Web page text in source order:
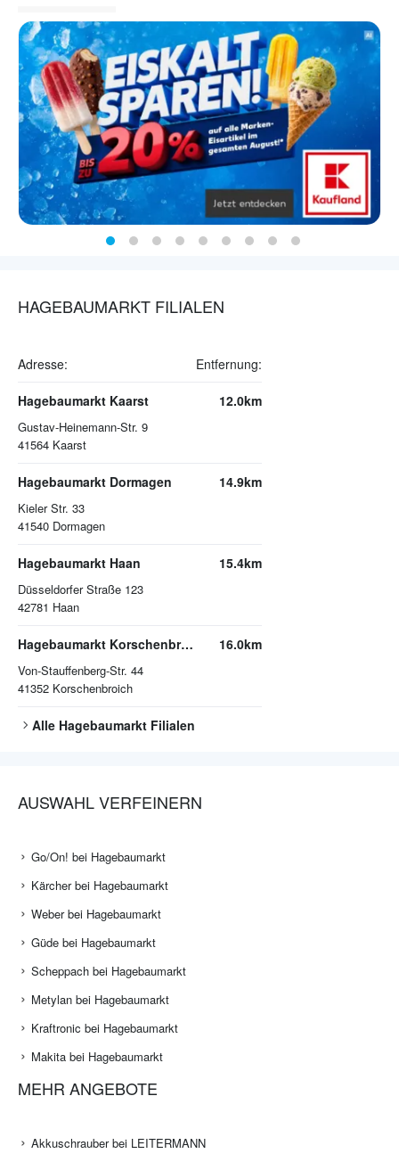
HAGEBAUMARKT FILIALEN
Adresse: Entfernung:
Hagebaumarkt Kaarst
Gustav-Heinemann-Str. 9
41564 Kaarst
12.0km
Hagebaumarkt Dormagen
Kieler Str. 33
41540 Dormagen
14.9km
Hagebaumarkt Haan
Düsseldorfer Straße 123
42781 Haan
15.4km
Hagebaumarkt Korschenbroich
Von-Stauffenberg-Str. 44
41352 Korschenbroich
16.0km
Alle Hagebaumarkt Filialen
AUSWAHL VERFEINERN
Go/On! bei Hagebaumarkt
Kärcher bei Hagebaumarkt
Weber bei Hagebaumarkt
Güde bei Hagebaumarkt
Scheppach bei Hagebaumarkt
Metylan bei Hagebaumarkt
Kraftronic bei Hagebaumarkt
Makita bei Hagebaumarkt
MEHR ANGEBOTE
Akkuschrauber bei LEITERMANN